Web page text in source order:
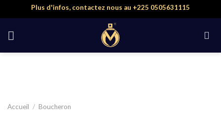
to
content
Plus d'infos, contactez nous au +225 0505631115
Accueil / Boucheron